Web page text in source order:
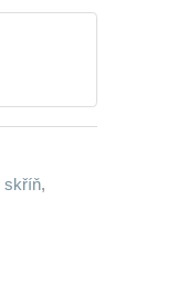
skříň,